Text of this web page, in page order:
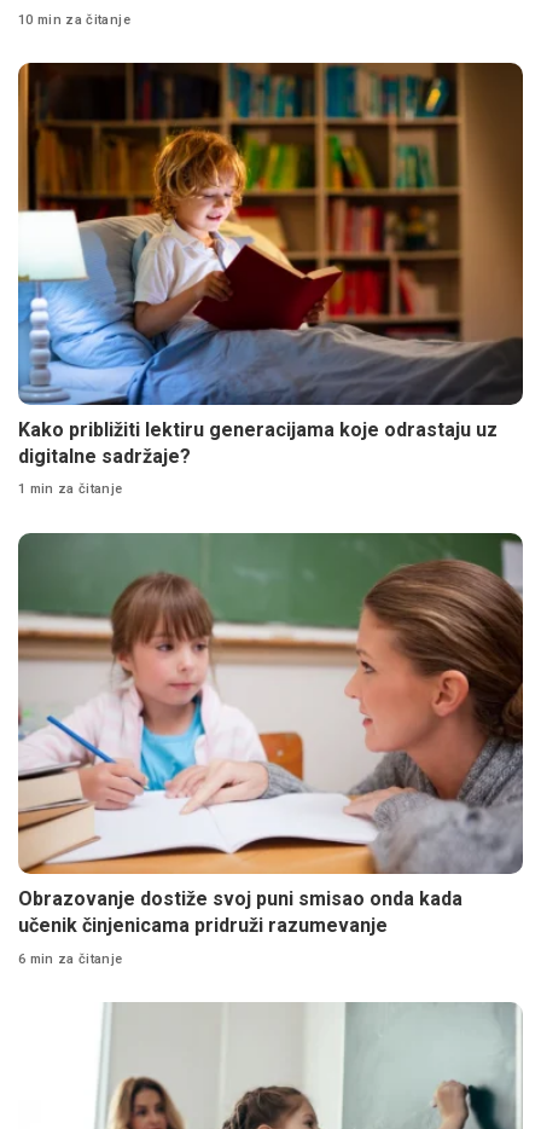
10 min za čitanje
Kako približiti lektiru generacijama koje odrastaju uz
digitalne sadržaje?
1 min za čitanje
Obrazovanje dostiže svoj puni smisao onda kada
učenik činjenicama pridruži razumevanje
6 min za čitanje